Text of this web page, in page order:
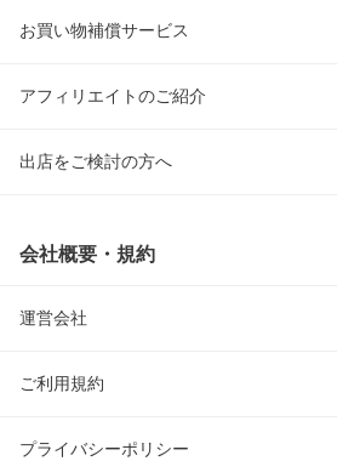
お買い物補償サービス
アフィリエイトのご紹介
出店をご検討の方へ
会社概要・規約
運営会社
ご利用規約
プライバシーポリシー